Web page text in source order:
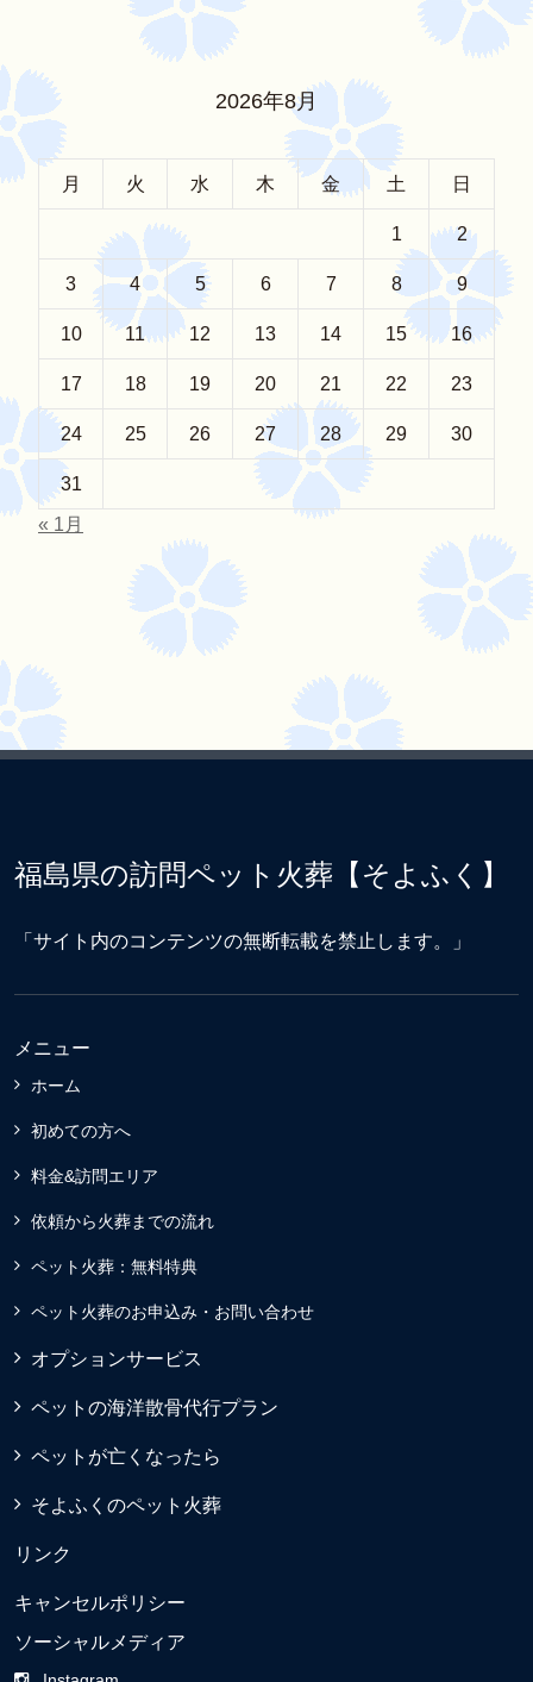
2026年8月
月 火 水 木 金 土 日
1 2
3 4 5 6 7 8 9
10 11 12 13 14 15 16
17 18 19 20 21 22 23
24 25 26 27 28 29 30
31
« 1月
福島県の訪問ペット火葬【そよふく】
「サイト内のコンテンツの無断転載を禁止します。」
メニュー
ホーム
初めての方へ
料金&訪問エリア
依頼から火葬までの流れ
ペット火葬：無料特典
ペット火葬のお申込み・お問い合わせ
オプションサービス
ペットの海洋散骨代行プラン
ペットが亡くなったら
そよふくのペット火葬
リンク
キャンセルポリシー
ソーシャルメディア